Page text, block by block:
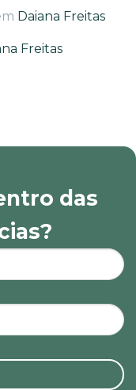
Daiana Freitas
Freitas
das